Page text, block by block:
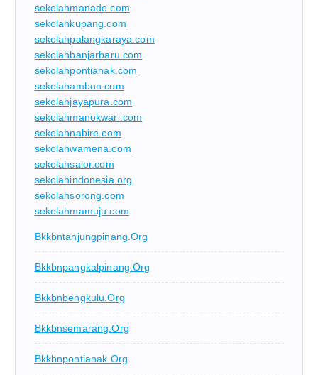
sekolahmanado.com
sekolahkupang.com
sekolahpalangkaraya.com
sekolahbanjarbaru.com
sekolahpontianak.com
sekolahambon.com
sekolahjayapura.com
sekolahmanokwari.com
sekolahnabire.com
sekolahwamena.com
sekolahsalor.com
sekolahindonesia.org
sekolahsorong.com
sekolahmamuju.com
Bkkbntanjungpinang.org
Bkkbnpangkalpinang.org
Bkkbnbengkulu.org
Bkkbnsemarang.org
Bkkbnpontianak.org